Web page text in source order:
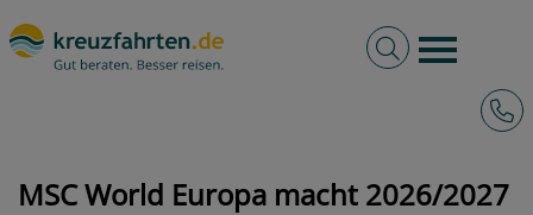
Burger
Volltextsuche
MSC World Europa macht 2026/2027